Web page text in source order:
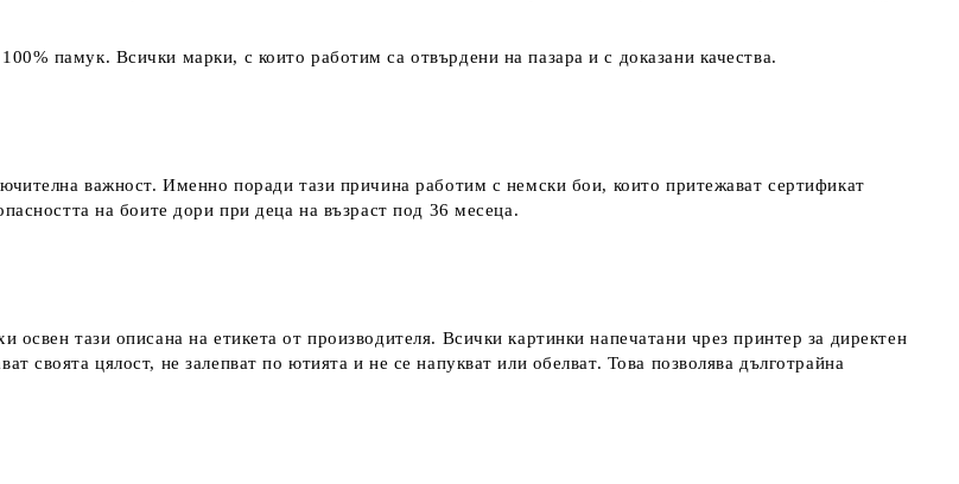
памук. Всички марки, с които работим са отвърдени на пазара и с доказани качества.
важност. Именно поради тази причина работим с немски бои, които притежават сертификат
на боите дори при деца на възраст под 36 месеца.
тази описана на етикета от производителя. Всички картинки напечатани чрез принтер за директен
своята цялост, не залепват по ютията и не се напукват или обелват. Това позволява дълготрайна